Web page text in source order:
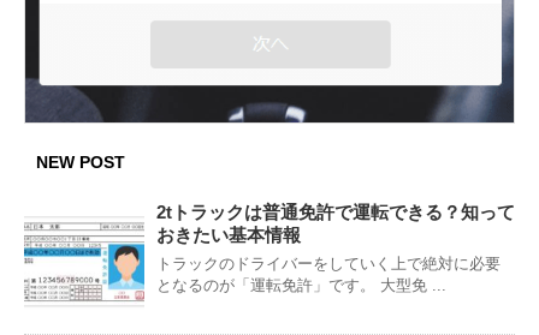
NEW POST
2tトラックは普通免許で運転できる？知って
おきたい基本情報
トラックのドライバーをしていく上で絶対に必要
となるのが「運転免許」です。 大型免 ...